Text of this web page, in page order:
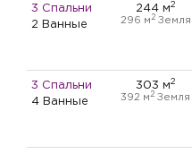
3 Спальни
2 Ванные
244 м2
296 м 2Земля
3 Спальни
4 Ванные
303 м2
392 м2 Земля